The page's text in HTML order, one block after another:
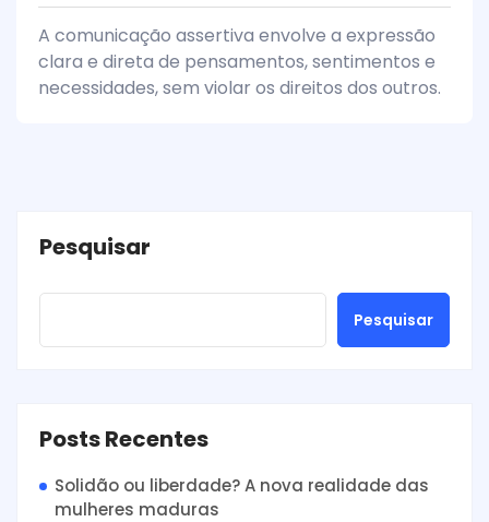
A comunicação assertiva envolve a expressão
clara e direta de pensamentos, sentimentos e
necessidades, sem violar os direitos dos outros.
Pesquisar
Pesquisar
Posts Recentes
Solidão ou liberdade? A nova realidade das
mulheres maduras